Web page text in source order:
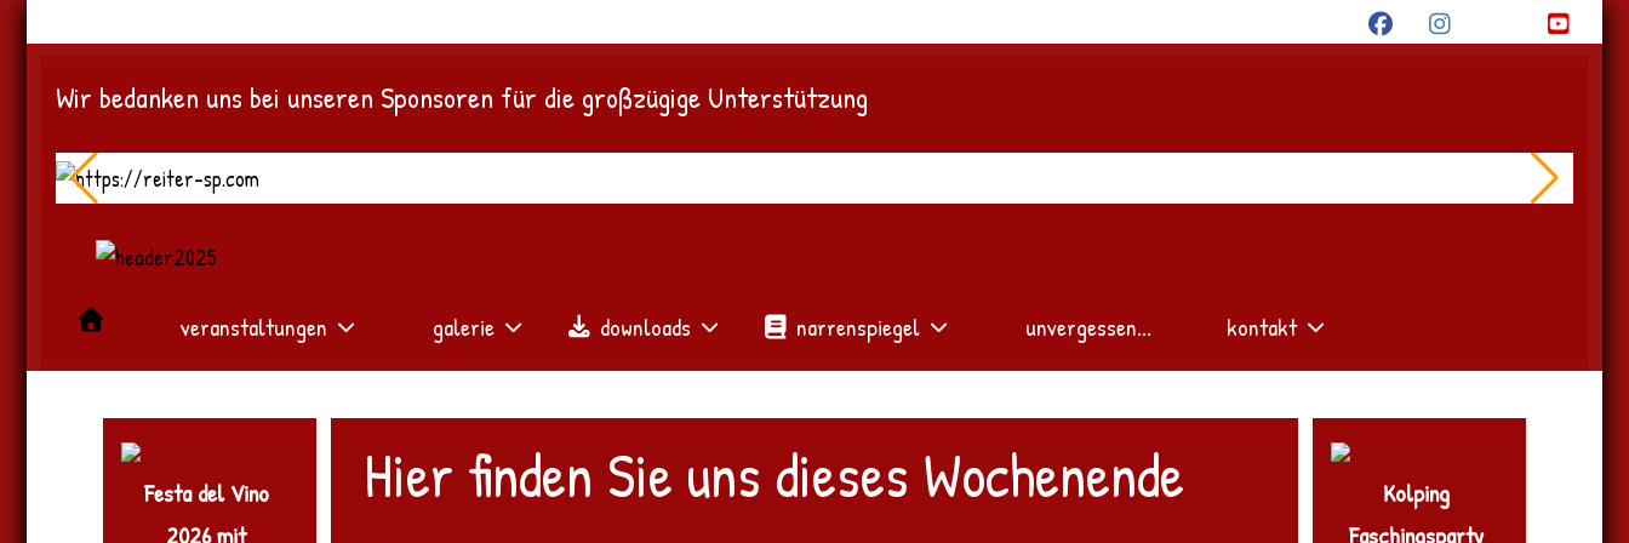
Wir bedanken uns bei unseren Sponsoren für die großzügige Unterstützung
veranstaltungen galerie downloads narrenspiegel unvergessen... kontakt
Festa del Vino
2026 mit
Hier finden Sie uns dieses Wochenende
Kolping
Faschingsparty